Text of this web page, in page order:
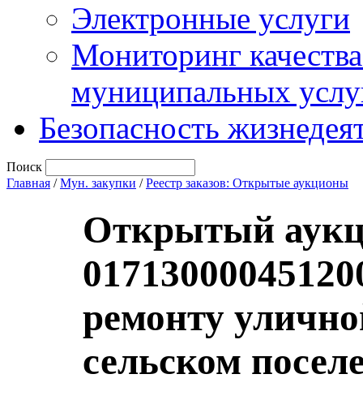
Электронные услуги
Мониторинг
муниципальных
Безопасность
Поиск
Главная /Мун. закупки /Реестр заказов: Открытые аукционы
Открытый
ремонту
сельском